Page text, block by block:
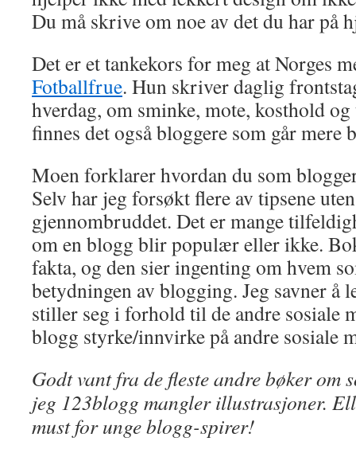
Du må skrive om noe av det du har på
Det er et tankekors for meg at Norges
Fotballfrue. Hun skriver daglig
hverdag, om sminke, mote, kosthold
finnes det også bloggere som går mere
Moen forklarer hvordan du som
Selv har jeg forsøkt flere av tipsene
gjennombruddet. Det er mange
om en blogg blir populær eller ikke.
fakta, og den sier ingenting om hvem
betydningen av blogging. Jeg savner å
stiller seg i forhold til de andre sosiale
blogg styrke/innvirke på andre sosiale
Godt vant fra de fleste andre bøker om
jeg 123blogg mangler illustrasjoner.
must for unge blogg-spirer!